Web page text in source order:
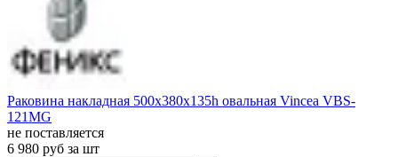
Раковина накладная 500x380x135h овальная Vincea VBS-
121MG
не поставляется
6 980 руб за шт